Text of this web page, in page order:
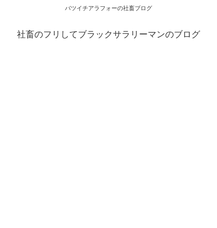
バツイチアラフォーの社畜ブログ
社畜のフリしてブラックサラリーマンのブログ